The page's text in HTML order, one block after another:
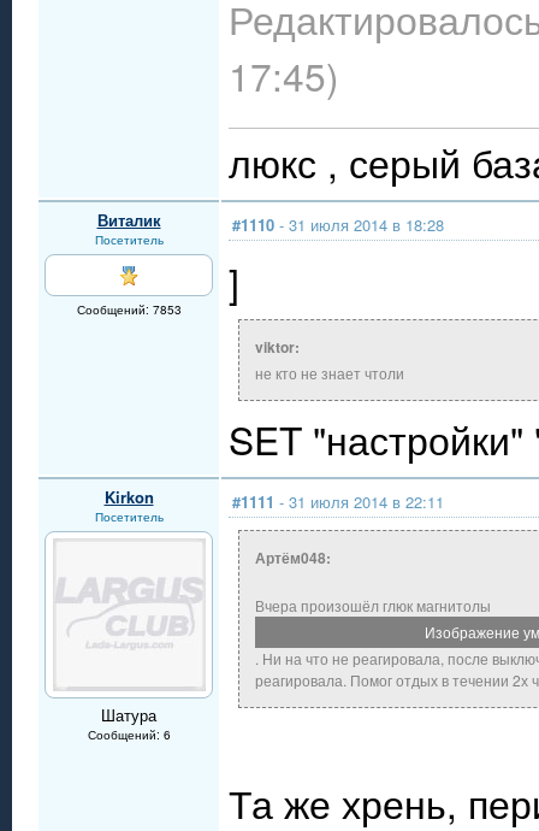
17:45)
люкс ,
Виталик
Посетитель
Сообщений: 7853
#1110 - 31 июля 2014 в 18:28
]
viktor:
не кто не знает чтоли
SET
Kirkon
Посетитель
Шатура
Сообщений: 6
#1111 - 31 июля 2014 в 22:11
Артём048:
Вчера произошёл глюк магнитолы
Изображение
. Ни на что не реагировала, после
реагировала. Помог отдых в течении 2х
Та же хрень,